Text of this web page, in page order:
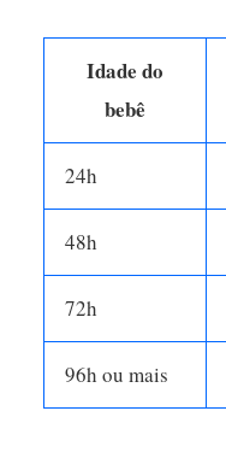
Idade do
bebê
24h
48h
72h
96h ou mais